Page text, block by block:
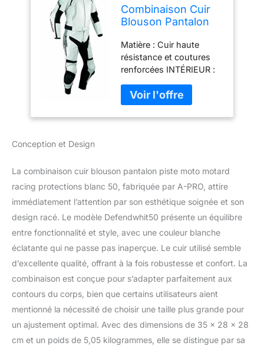
Combinaison Cuir
Blouson Pantalon
Racing Protections
blanc 50
Matière : Cuir haute
résistance et coutures
renforcées INTÉRIEUR :
amovible et lavable.
Protections CE
amovibles sur les
neuf et de haute qualité.
Curseurs amovibles.
IMPORTANT Consultez la
taille avant d'acheter.
Conception et Design
La combinaison cuir blouson pantalon piste moto motard
racing protections blanc 50, fabriquée par A-PRO, attire
immédiatement l’attention par son esthétique soignée et son
design racé. Le modèle Defendwhit50 présente un équilibre
entre fonctionnalité et style, avec une couleur blanche
éclatante qui ne passe pas inaperçue. Le cuir utilisé semble
d’excellente qualité, offrant à la fois robustesse et confort. La
combinaison est conçue pour s’adapter parfaitement aux
contours du corps, bien que certains utilisateurs aient
mentionné la nécessité de choisir une taille plus grande pour
un ajustement optimal. Avec des dimensions de 35 x 28 x 28
cm et un poids de 5,05 kilogrammes, elle se distingue par sa